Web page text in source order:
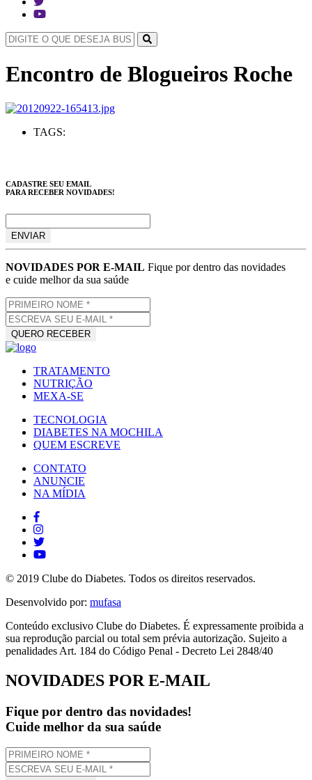
Encontro de Blogueiros Roche
TAGS:
CADASTRE SEU EMAIL
PARA RECEBER NOVIDADES!
NOVIDADES POR E-MAIL Fique por dentro das novidades
e cuide melhor da sua saúde
TRATAMENTO
NUTRIÇÃO
MEXA-SE
TECNOLOGIA
DIABETES NA MOCHILA
QUEM ESCREVE
CONTATO
ANUNCIE
NA MÍDIA
© 2019 Clube do Diabetes. Todos os direitos reservados.
Desenvolvido por: mufasa
Conteúdo exclusivo Clube do Diabetes. É expressamente proibida a
sua reprodução parcial ou total sem prévia autorização. Sujeito a
penalidades Art. 184 do Código Penal - Decreto Lei 2848/40
NOVIDADES POR E-MAIL
Fique por dentro das novidades!
Cuide melhor da sua saúde